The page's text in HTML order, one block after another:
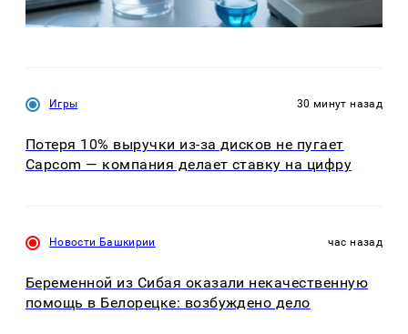
Игры 30 минут назад
Потеря 10% выручки из-за дисков не пугает
Capcom — компания делает ставку на цифру
Новости Башкирии час назад
Беременной из Сибая оказали некачественную
помощь в Белорецке: возбуждено дело